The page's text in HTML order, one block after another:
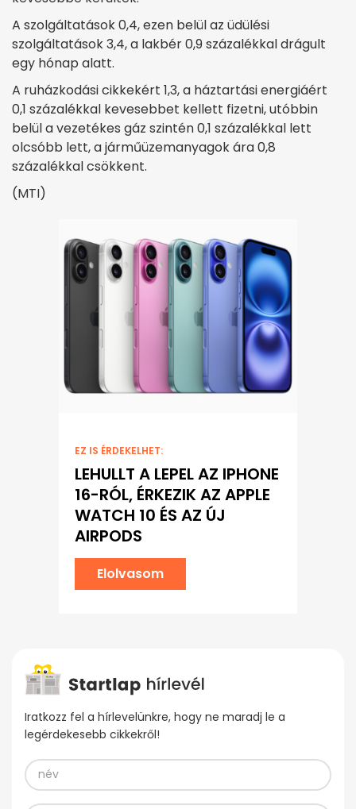
A szolgáltatások 0,4, ezen belül az üdülési
szolgáltatások 3,4, a lakbér 0,9 százalékkal drágult
egy hónap alatt.
A ruházkodási cikkekért 1,3, a háztartási energiáért
0,1 százalékkal kevesebbet kellett fizetni, utóbbin
belül a vezetékes gáz szintén 0,1 százalékkal lett
olcsóbb lett, a járműüzemanyagok ára 0,8
százalékkal csökkent.
(MTI)
EZ IS ÉRDEKELHET:
LEHULLT A LEPEL AZ IPHONE
16-RÓL, ÉRKEZIK AZ APPLE
WATCH 10 ÉS AZ ÚJ
AIRPODS
Elolvasom
Iratkozz fel a hírlevelünkre, hogy ne maradj le a
legérdekesebb cikkekről!